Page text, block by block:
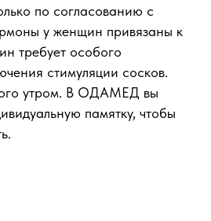
по согласованию с
у женщин привязаны к
требует особого
стимуляции сосков.
утром. В ОДАМЕД вы
памятку, чтобы